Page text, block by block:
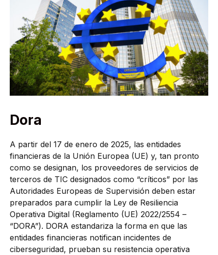
Dora
A partir del 17 de enero de 2025, las entidades
financieras de la Unión Europea (UE) y, tan pronto
como se designan, los proveedores de servicios de
terceros de TIC designados como “críticos” por las
Autoridades Europeas de Supervisión deben estar
preparados para cumplir la Ley de Resiliencia
Operativa Digital (Reglamento (UE) 2022/2554 –
“DORA”). DORA estandariza la forma en que las
entidades financieras notifican incidentes de
ciberseguridad, prueban su resistencia operativa